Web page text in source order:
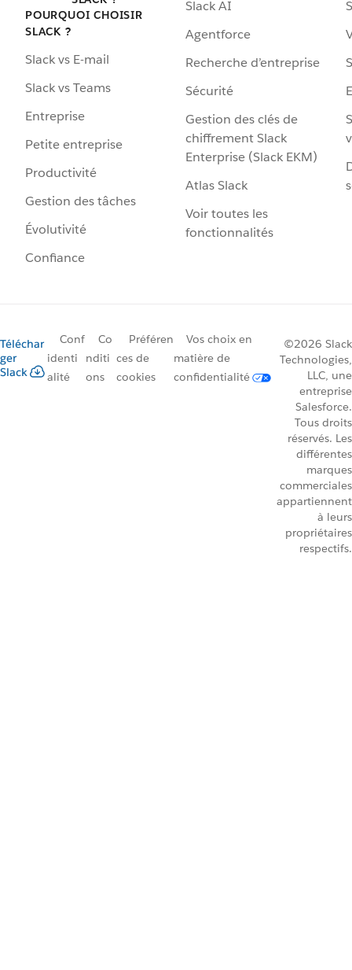
POURQUOI CHOISIR
SLACK ?
Slack vs E-mail
Slack vs Teams
Entreprise
Petite entreprise
Productivité
Gestion des tâches
Évolutivité
Confiance
Slack AI
Agentforce
Recherche d’entreprise
Sécurité
Gestion des clés de
chiffrement Slack
Enterprise (Slack EKM)
Atlas Slack
Voir toutes les
fonctionnalités
Téléchar
ger
Slack
Conf
identi
alité
Co
nditi
ons
Préféren
ces de
cookies
Vos choix en
matière de
confidentialité
©2026 Slack
Technologies,
LLC, une
entreprise
Salesforce.
Tous droits
réservés. Les
différentes
marques
commerciales
appartiennent
à leurs
propriétaires
respectifs.